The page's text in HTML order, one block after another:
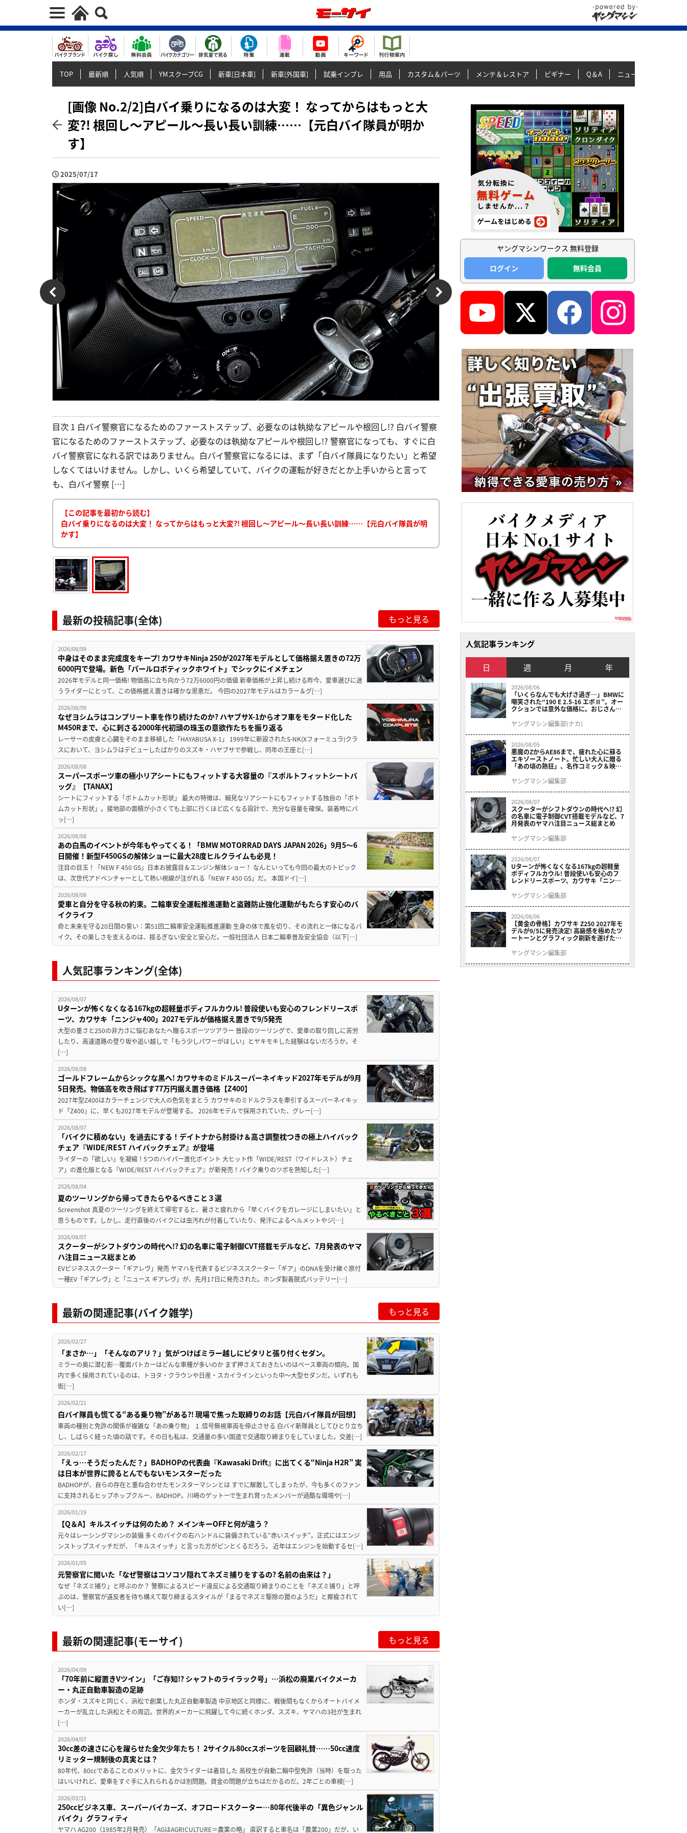
TOP 最新順 人気順 YMスクープCG 新車[日本車] 新車[外国車] 試乗インプレ 用品 カスタム＆パーツ メンテ＆レストア ビギナー Q＆A ニュース＆トピックス
[画像 No.2/2]白バイ乗りになるのは大変！ なってからはもっと大
変?! 根回し～アピール～長い長い訓練……【元白バイ隊員が明か
す】
2025/07/17
目次 1 白バイ警察官になるためのファーストステップ、必要なのは執拗なアピールや根回し!? 白バイ警察
官になるためのファーストステップ、必要なのは執拗なアピールや根回し!? 警察官になっても、すぐに白
バイ警察官になれる訳ではありません。白バイ警察官になるには、まず「白バイ隊員になりたい」と希望
しなくてはいけません。しかし、いくら希望していて、バイクの運転が好きだとか上手いからと言って
も、白バイ警察 […]
【この記事を最初から読む】
白バイ乗りになるのは大変！ なってからはもっと大変?! 根回し～アピール～長い長い訓練……【元白バイ隊員が明
かす】
最新の投稿記事(全体) もっと見る
2026/08/09
中身はそのまま完成度をキープ! カワサキNinja 250が2027年モデルとして価格据え置きの72万
6000円で登場。新色「パールロボティックホワイト」でシックにイメチェン
2026年モデルと同一価格! 物価高に立ち向かう72万6000円の価値 新車価格が上昇し続ける昨今、愛車選びに迷
うライダーにとって、この価格据え置きは確かな恩恵だ。 今回の2027年モデルはカラー＆グ[…]
2026/08/09
なぜヨシムラはコンプリート車を作り続けたのか? ハヤブサX-1からオフ車をモタード化した
M450Rまで、心に刺さる2000年代初頭の珠玉の意欲作たちを振り返る
レーサーの皮膚と心臓をそのまま移植した「HAYABUSA X-1」 1999年に新設されたS-NK(Xフォーミュラ)クラ
スにおいて、ヨシムラはデビューしたばかりのスズキ・ハヤブサで参戦し、同年の王座と[…]
2026/08/08
スーパースポーツ車の極小リアシートにもフィットする大容量の『スポルトフィットシートバ
ッグ』【TANAX】
シートにフィットする「ボトムカット形状」 最大の特徴は、細見なリアシートにもフィットする独自の「ボト
ムカット形状」。接地部の面積が小さくても上部に行くほど広くなる設計で、充分な容量を確保。装着時にバ
ッ[…]
2026/08/08
あの白馬のイベントが今年もやってくる！「BMW MOTORRAD DAYS JAPAN 2026」9月5〜6
日開催！新型F450GSの解体ショーに最大28度ヒルクライムも必見！
注目の目玉！「NEW F 450 GS」日本お披露目＆エンジン解体ショー！ なんといっても今回の最大のトピック
は、次世代アドベンチャーとして熱い視線が注がれる「NEW F 450 GS」だ。 本国ドイ[…]
2026/08/08
愛車と自分を守る秋の約束。二輪車安全運転推進運動と盗難防止強化運動がもたらす安心のバ
イクライフ
命と未来を守る20日間の誓い：第51回二輪車安全運転推進運動 生身の体で風を切り、その流れと一体になるバ
イク。その楽しさを支えるのは、揺るぎない安全と安心だ。一般社団法人 日本二輪車普及安全協会（以下[…]
人気記事ランキング(全体)
2026/08/07
Uターンが怖くなくなる167kgの超軽量ボディフルカウル! 普段使いも安心のフレンドリースポ
ーツ、カワサキ「ニンジャ400」2027モデルが価格据え置きで9/5発売
大型の重さと250の非力さに悩むあなたへ贈るスポーツツアラー 普段のツーリングで、愛車の取り回しに苦労
したり、高速道路の登り坂や追い越しで「もう少しパワーがほしい」とヤキモキした経験はないだろうか。そ
[…]
2026/08/08
ゴールドフレームからシックな黒へ! カワサキのミドルスーパーネイキッド2027年モデルが9月
5日発売。物価高を吹き飛ばす77万円据え置き価格【Z400】
2027年型Z400はカラーチェンジで大人の色気をまとう カワサキのミドルクラスを牽引するスーパーネイキッ
ド「Z400」に、早くも2027年モデルが登場する。 2026年モデルで採用されていた、グレー[…]
2026/08/07
「バイクに積めない」を過去にする！デイトナから肘掛け＆高さ調整枕つきの極上ハイバック
チェア『WIDE/REST ハイバックチェア』が登場
ライダーの「欲しい」を凝縮！5つのハイパー進化ポイント 大ヒット作「WIDE/REST（ワイドレスト）チェ
ア」の進化版となる『WIDE/REST ハイバックチェア』が新発売！バイク乗りのツボを熟知した[…]
2026/08/04
夏のツーリングから帰ってきたらやるべきこと３選
Screenshot 真夏のツーリングを終えて帰宅すると、暑さと疲れから「早くバイクをガレージにしまいたい」と
思うものです。しかし、走行直後のバイクには虫汚れが付着していたり、発汗によるヘルメットやジ[…]
2026/08/07
スクーターがシフトダウンの時代へ!? 幻の名車に電子制御CVT搭載モデルなど、7月発表のヤマ
ハ注目ニュース総まとめ
EVビジネススクーター「ギアレヴ」発売 ヤマハを代表するビジネススクーター「ギア」のDNAを受け継ぐ原付
一種EV「ギアレヴ」と「ニュース ギアレヴ」が、先月17日に発売された。ホンダ製着脱式バッテリー[…]
最新の関連記事(バイク雑学) もっと見る
2026/02/27
「まさか…」「そんなのアリ？」気がつけばミラー越しにピタリと張り付くセダン。
ミラーの奥に潜む影…覆面パトカーはどんな車種が多いのか まず押さえておきたいのはベース車両の傾向。国
内で多く採用されているのは、トヨタ・クラウンや日産・スカイラインといった中〜大型セダンだ。いずれも
街[…]
2026/02/21
白バイ隊員も慌てる“ある乗り物”がある?! 現場で焦った取締りのお話【元白バイ隊員が回想】
車両の種別と免許の関係が複雑な「あの乗り物」 １.信号無視車両を停止させる 白バイ新隊員としてひとり立ち
し、しばらく経った頃の話です。その日も私は、交通量の多い国道で交通取り締まりをしていました。交差[…]
2026/02/17
「えっ…そうだったんだ？」BADHOPの代表曲『Kawasaki Drift』に出てくる“Ninja H2R” 実
は日本が世界に誇るとんでもないモンスターだった
BADHOPが、自らの存在と重ね合わせたモンスターマシンとは すでに解散してしまったが、今も多くのファン
に支持されるヒップホップクルー、BADHOP。川崎のゲットーで生まれ育ったメンバーが過酷な環境や[…]
2026/01/19
【Q＆A】キルスイッチは何のため？ メインキーOFFと何が違う？
元々はレーシングマシンの装備 多くのバイクの右ハンドルに装備されている“赤いスイッチ”。正式にはエンジ
ンストップスイッチだが、「キルスイッチ」と言った方がピンとくるだろう。 近年はエンジンを始動するセ[…]
2026/01/05
元警察官に聞いた「なぜ警察はコソコソ隠れてネズミ捕りをするの? 名前の由来は？」
なぜ「ネズミ捕り」と呼ぶのか？ 警察によるスピード違反による交通取り締まりのことを「ネズミ捕り」と呼
ぶのは、警察官が違反者を待ち構えて取り締まるスタイルが「まるでネズミ駆除の罠のようだ」と揶揄されて
い[…]
最新の関連記事(モーサイ) もっと見る
2026/04/09
「70年前に縦置きVツイン」「ご存知!? シャフトのライラック号」…浜松の廃業バイクメーカ
ー・丸正自動車製造の足跡
ホンダ・スズキと同じく、浜松で創業した丸正自動車製造 中京地区と同様に、戦後間もなくからオートバイメ
ーカーが乱立した浜松とその周辺。世界的メーカーに飛躍して今に続くホンダ、スズキ、ヤマハの3社が生まれ
[…]
2026/04/07
30cc差の速さに心を躍らせた金欠少年たち！ 2サイクル80ccスポーツを回顧礼賛……50cc速度
リミッター規制後の真実とは？
80年代、80ccであることのメリットに、金欠ライダーは着目した 高校生が自動二輪中型免許（当時）を取った
はいいけれど、愛車をすぐ手に入れられるかは別問題。資金の問題が立ちはだかるのだ。2年ごとの車検[…]
2026/03/31
250ccビジネス車、スーパーバイカーズ、オフロードスクーター…80年代後半の「異色ジャンル
バイク」グラフィティ
ヤマハ AG200（1985年2月発売）「AGはAGRICULTURE＝農業の略」 直訳すると車名は「農業200」だが、い
ヤングマシンワークス 無料登録
ログイン
無料会員
人気記事ランキング
日 週 月 年
2026/08/06
「いくらなんでも大げさ過ぎ…」BMWに
嘲笑された“190 E 2.5-16 エボⅡ”。オー
クションでは意外な価格に。おじさん達
ヤングマシン編集部(ナカ)
2026/08/05
悪魔のZからAE86まで、疲れた心に蘇る
エキゾーストノート。忙しい大人に贈る
「あの頃の熱狂」、名作コミック＆映画
結！
ヤングマシン編集部
2026/08/07
スクーターがシフトダウンの時代へ!? 幻
の名車に電子制御CVT搭載モデルなど、7
月発表のヤマハ注目ニュース総まとめ
ヤングマシン編集部
2026/08/07
Uターンが怖くなくなる167kgの超軽量
ボディフルカウル! 普段使いも安心のフ
レンドリースポーツ、カワサキ「ニンジ
9/5発売
ヤングマシン編集部
2026/08/06
【黄金の骨格】カワサキ Z250 2027年モ
デルが9/5に発売決定! 高級感を極めたツ
ートーンとグラフィック刷新を遂げた本
ヤングマシン編集部